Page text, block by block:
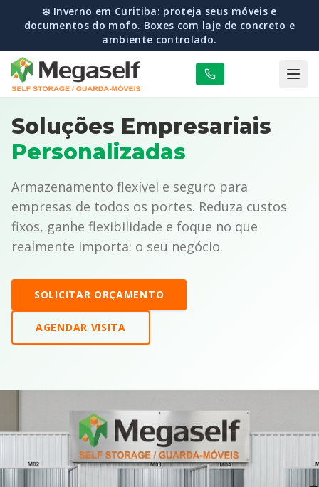
🌧️ Inverno Seguro: Reserve online agora e pague apenas
50% no 1º mês. Seus pertences protegidos do frio e da
umidade.
Soluções Empresariais
Personalizadas
Armazenamento flexível e seguro para
empresas de todos os portes. Reduza custos
fixos, ganhe flexibilidade e foque no que
realmente importa: o seu negócio.
SOLICITAR ORÇAMENTO
AGENDAR VISITA